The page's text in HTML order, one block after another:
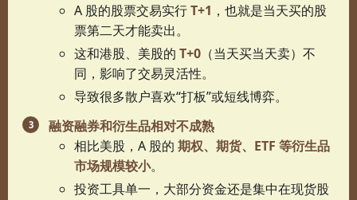
A 股的股票交易实行T+1 ，也就是当天买的股
票第二天才能卖出。
这和港股、美股的T+0 （当天买当天卖）不
同，影响了交易灵活性。
导致很多散户喜欢“打板”或短线博弈。
融资融券和衍生品相对不成熟
相比美股，A 股的期权、期货、ETF 等衍生品
市场规模较小。
投资工具单一，大部分资金还是集中在现货股